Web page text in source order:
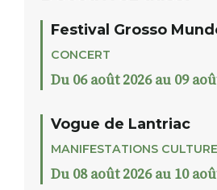
Festival Grosso
CONCERT
Du 06 août 2026 au 09
Vogue de Lantriac
MANIFESTATIONS
Du 08 août 2026 au 10